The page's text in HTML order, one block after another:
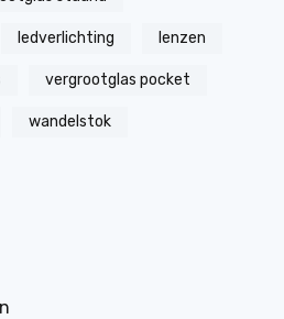
ledverlichting lenzen
vergrootglas pocket
wandelstok